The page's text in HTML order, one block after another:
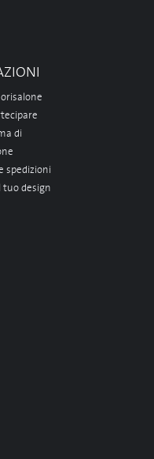
di
spedizioni
tuo design